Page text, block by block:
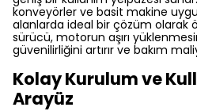
konveyörler ve basit makine
alanlarda ideal bir çözüm olarak
sürücü, motorun aşırı
güvenilirliğini artırır ve bakım
Kolay Kurulum ve
Arayüz